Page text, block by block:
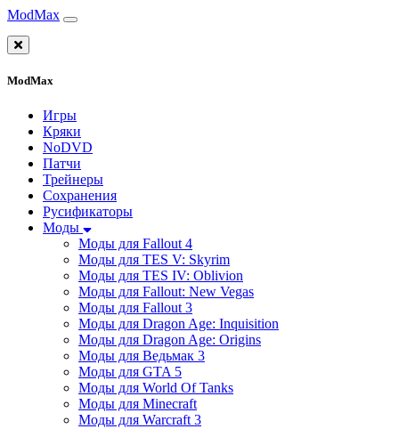
ModMax
ModMax
Игры
Кряки
NoDVD
Патчи
Трейнеры
Сохранения
Русификаторы
Моды
Моды для Fallout 4
Моды для TES V: Skyrim
Моды для TES IV: Oblivion
Моды для Fallout: New Vegas
Моды для Fallout 3
Моды для Dragon Age: Inquisition
Моды для Dragon Age: Origins
Моды для Ведьмак 3
Моды для GTA 5
Моды для World Of Tanks
Моды для Minecraft
Моды для Warcraft 3